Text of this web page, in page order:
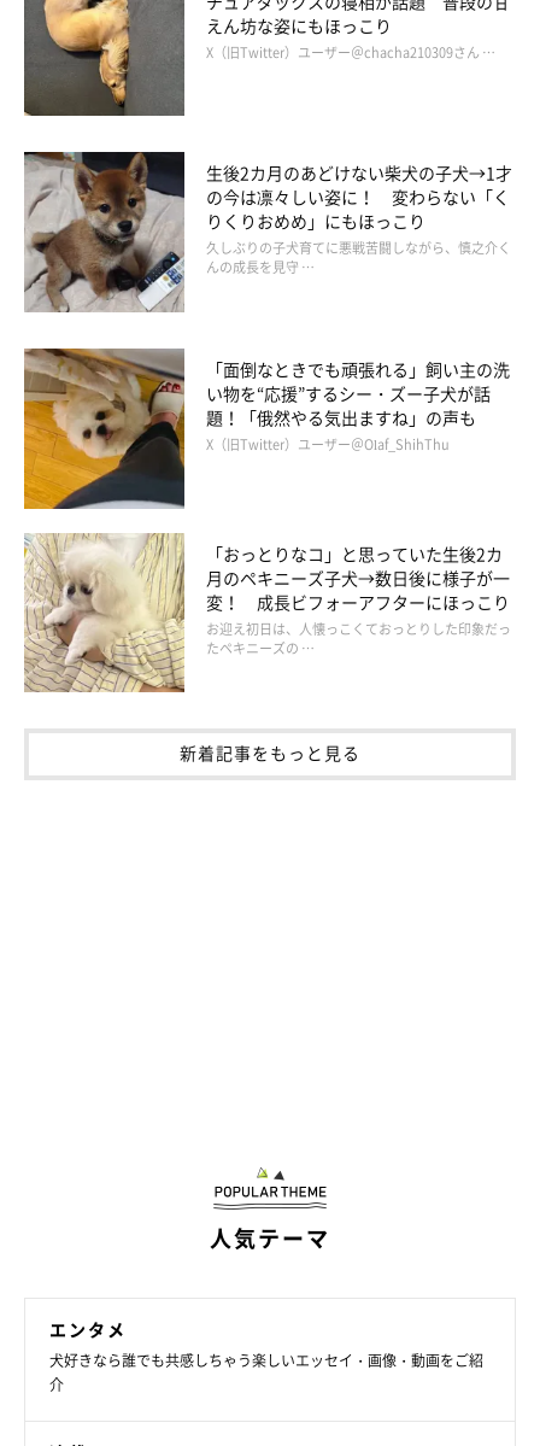
えん坊な姿にもほっこり
X（旧Twitter）ユーザー＠chacha210309さん …
生後2カ月のあどけない柴犬の子犬→1才
の今は凛々しい姿に！ 変わらない「く
りくりおめめ」にもほっこり
久しぶりの子犬育てに悪戦苦闘しながら、慎之介く
んの成長を見守 …
「面倒なときでも頑張れる」飼い主の洗
い物を“応援”するシー・ズー子犬が話
題！「俄然やる気出ますね」の声も
X（旧Twitter）ユーザー＠Olaf_ShihThu
「おっとりなコ」と思っていた生後2カ
月のペキニーズ子犬→数日後に様子が一
変！ 成長ビフォーアフターにほっこり
お迎え初日は、人懐っこくておっとりした印象だっ
たペキニーズの …
新着記事をもっと見る
人気テーマ
エンタメ
犬好きなら誰でも共感しちゃう楽しいエッセイ・画像・動画をご紹
介